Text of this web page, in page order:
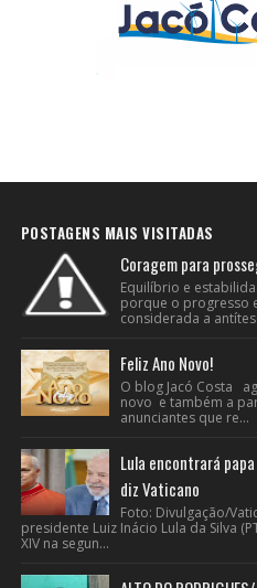
POSTAGENS MAIS VISITADAS
Coragem para
Equilíbrio e
porque o progresso
considerada a
Feliz Ano Novo!
O blog Jacó Costa
novo e também a
anunciantes que re...
Lula encontrará
diz Vaticano
Foto: Divulgação/
presidente Luiz Inácio Lula da Silva
XIV na segun...